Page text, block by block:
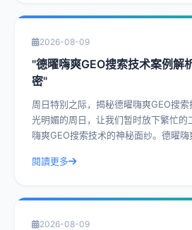
2026-08-09
"德曜嗨爽GEO搜索技术案例解
密"
周日特别之际，揭秘德曜嗨爽GEO搜索技术实
光明媚的周日，让我们暂时放下繁忙的
嗨爽GEO搜索技术的神秘面纱。德曜嗨
閱讀更多
2026-08-09